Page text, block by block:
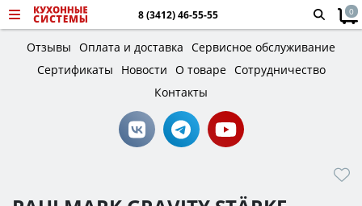
8 (3412) 46-55-55 0
Отзывы Оплата и доставка Сервисное обслуживание
Сертификаты
Новости О товаре Сотрудничество
Контакты